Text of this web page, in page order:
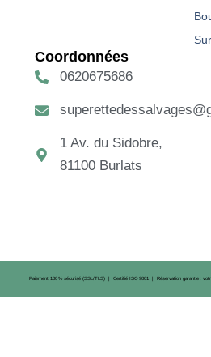
Coordonnées
0620675686
1 Av. du Sidobre,
81100 Burlats
Paiement 100 % sécurisé (SSL/TLS) | Certifié ISO 9001 | Réservation garantie :